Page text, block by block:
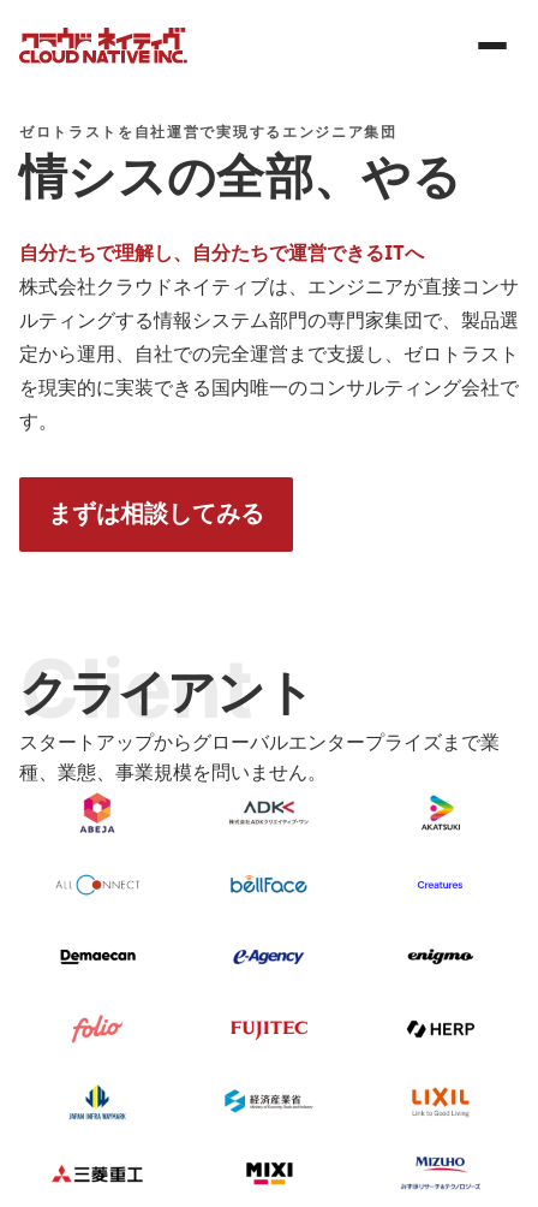
ゼロトラストを自社運営で実現するエンジニア集団
情シスの全部、やる
自分たちで理解し、自分たちで運営できるITへ
株式会社クラウドネイティブは、エンジニアが直接コンサ
ルティングする情報システム部門の専門家集団で、製品選
定から運用、自社での完全運営まで支援し、ゼロトラスト
を現実的に実装できる国内唯一のコンサルティング会社で
す。
まずは相談してみる
クライアント
Client
スタートアップからグローバルエンタープライズまで業
種、業態、事業規模を問いません。